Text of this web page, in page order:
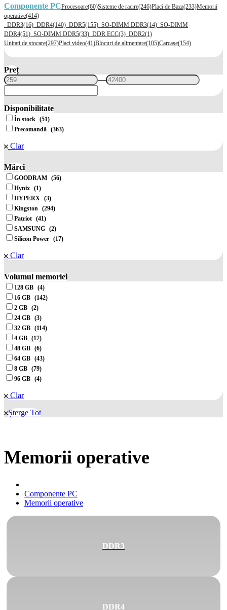
Componente PCProcesoare(60)Sisteme de racire(246)Placi de Baza(233)Memorii
operative(414)
DDR3(16) DDR4(140) DDR5(155) SO-DIMM DDR3(14) SO-DIMM
DDR4(51) SO-DIMM DDR5(33) DDR ECC(3) DDR2(1)
Unitati de stocare(297)Placi video(41)Blocuri de alimentare(105)Carcase(154)
Preț
—
Disponibilitate
În stock (51)
Precomandă (363)
Clar
Mărci
GOODRAM (56)
Hynix (1)
HYPERX (3)
Kingston (294)
Patriot (41)
SAMSUNG (2)
Silicon Power (17)
Clar
Volumul memoriei
128 GB (4)
16 GB (142)
2 GB (2)
24 GB (3)
32 GB (114)
4 GB (17)
48 GB (6)
64 GB (43)
8 GB (79)
96 GB (4)
Clar
Șterge Tot
Memorii operative
Componente PC
Memorii operative
DDR3
DDR4